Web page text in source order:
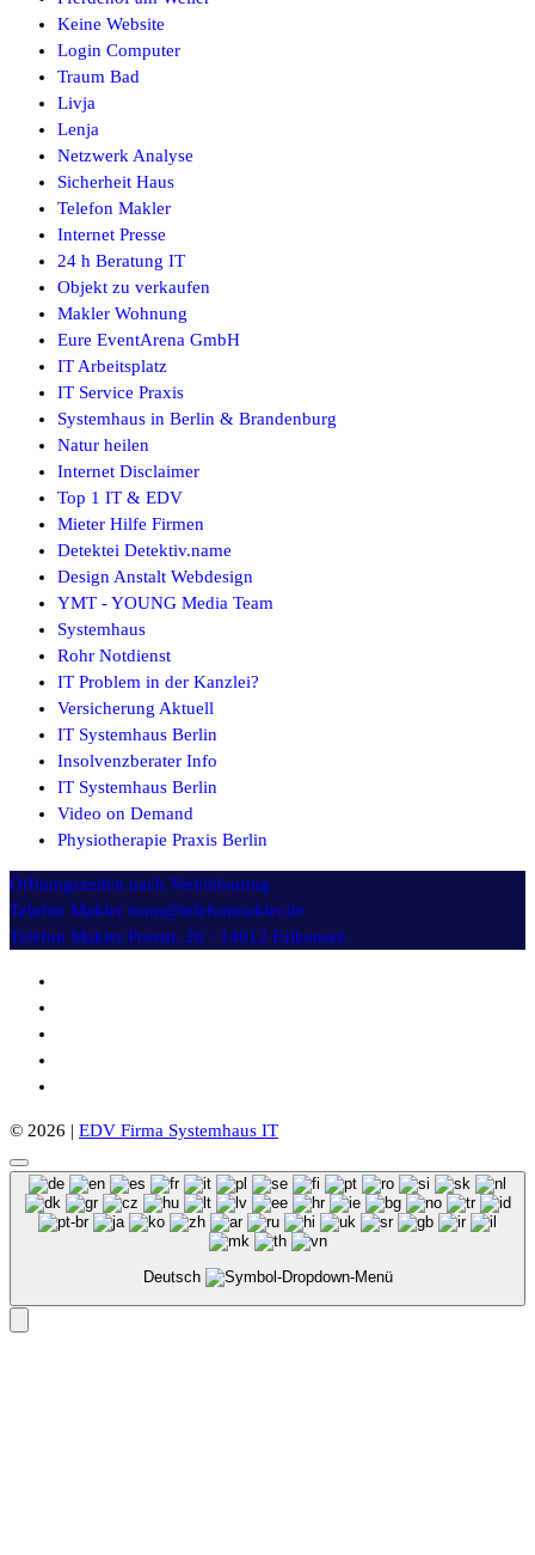
Keine Website
Login Computer
Traum Bad
Livja
Lenja
Netzwerk Analyse
Sicherheit Haus
Telefon Makler
Internet Presse
24 h Beratung IT
Objekt zu verkaufen
Makler Wohnung
Eure EventArena GmbH
IT Arbeitsplatz
IT Service Praxis
Systemhaus in Berlin & Brandenburg
Natur heilen
Internet Disclaimer
Top 1 IT & EDV
Mieter Hilfe Firmen
Detektei Detektiv.name
Design Anstalt Webdesign
YMT - YOUNG Media Team
Systemhaus
Rohr Notdienst
IT Problem in der Kanzlei?
Versicherung Aktuell
IT Systemhaus Berlin
Insolvenzberater Info
IT Systemhaus Berlin
Video on Demand
Physiotherapie Praxis Berlin
Öffnungszeiten nach Vereinbarung
Telefon Makler team@telefonmakler.de
Telefon Makler Poststr. 26 - 14612 Falkensee
© 2026 | EDV Firma Systemhaus IT
Deutsch